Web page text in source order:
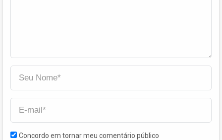
Concordo em tornar meu comentário público